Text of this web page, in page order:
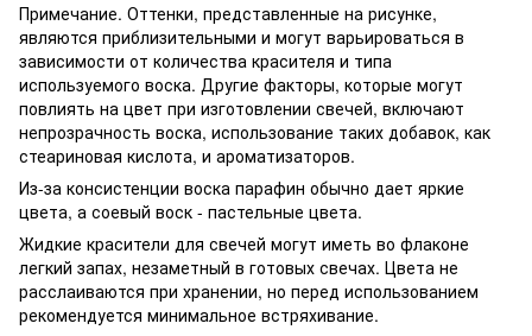
Примечание. Оттенки, представленные на рисунке,
являются приблизительными и могут варьироваться в
зависимости от количества красителя и типа
используемого воска. Другие факторы, которые могут
повлиять на цвет при изготовлении свечей, включают
непрозрачность воска, использование таких добавок, как
стеариновая кислота, и ароматизаторов.
Из-за консистенции воска парафин обычно дает яркие
цвета, а соевый воск - пастельные цвета.
Жидкие красители для свечей могут иметь во флаконе
легкий запах, незаметный в готовых свечах. Цвета не
расслаиваются при хранении, но перед использованием
рекомендуется минимальное встряхивание.